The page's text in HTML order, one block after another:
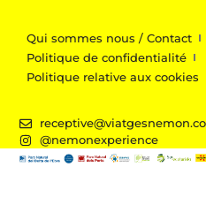
Qui sommes nous / Contact
Politique de confidentialité
Politique relative aux cookies
@nemonexperience